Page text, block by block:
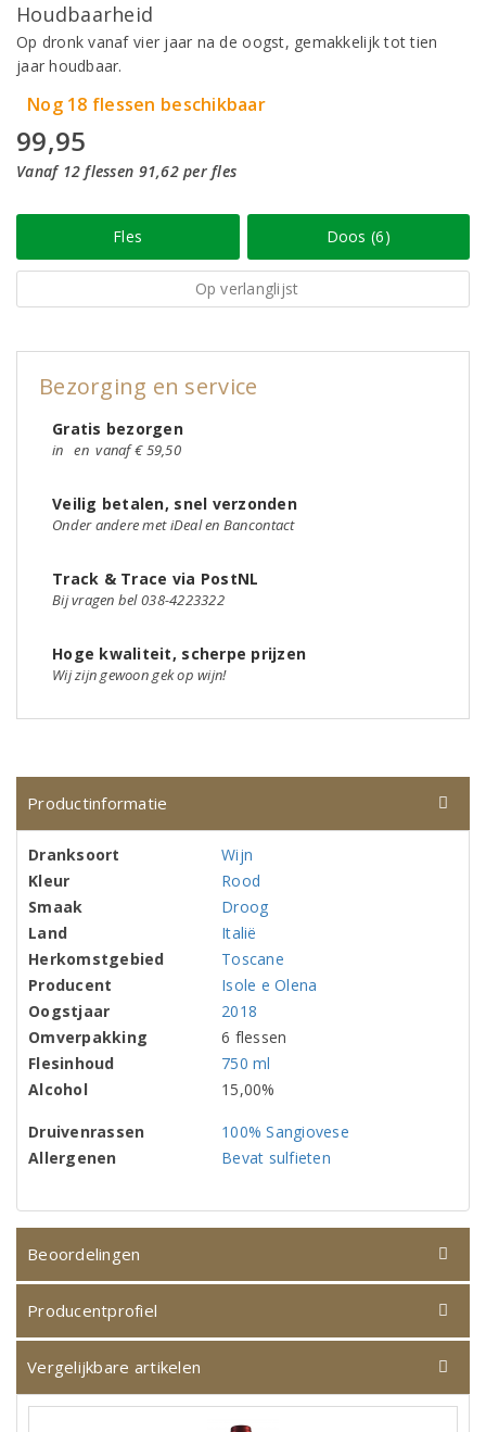
Houdbaarheid
Op dronk vanaf vier jaar na de oogst, gemakkelijk tot tien
jaar houdbaar.
Nog 18 flessen beschikbaar
99,95
Vanaf 12 flessen 91,62 per fles
Fles Doos (6)
Op verlanglijst
Bezorging en service
Gratis bezorgen
in en vanaf € 59,50
Veilig betalen, snel verzonden
Onder andere met iDeal en Bancontact
Track & Trace via PostNL
Bij vragen bel 038-4223322
Hoge kwaliteit, scherpe prijzen
Wij zijn gewoon gek op wijn!
Productinformatie
Dranksoort
Wijn
Kleur
Rood
Smaak
Droog
Land
Italië
Herkomstgebied
Toscane
Producent
Isole e Olena
Oogstjaar
2018
Omverpakking
6 flessen
Flesinhoud
750 ml
Alcohol
15,00%
Druivenrassen
100% Sangiovese
Allergenen
Bevat sulfieten
Beoordelingen
Producentprofiel
Vergelijkbare artikelen